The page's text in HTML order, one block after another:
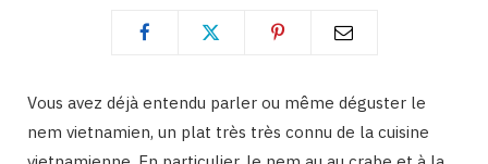
Vous avez déjà entendu parler ou même déguster le
nem vietnamien, un plat très très connu de la cuisine